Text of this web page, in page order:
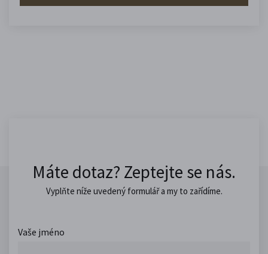
Máte dotaz? Zeptejte se nás.
Vyplňte níže uvedený formulář a my to zařídíme.
Vaše jméno